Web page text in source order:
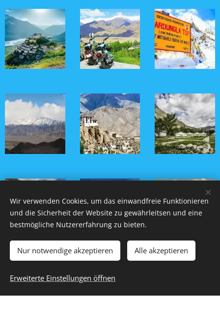
Wir verwenden Cookies, um das einwandfreie Funktionieren
und die Sicherheit der Website zu gewährleitsen und eine
bestmögliche Nutzererfahrung zu bieten.
Nur notwendige akzeptieren Alle akzeptieren
Erweiterte Einstellungen öffnen